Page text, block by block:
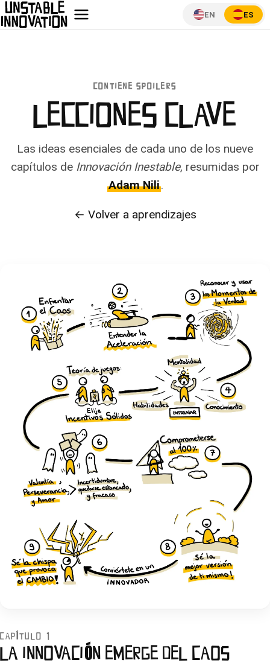
EN ES
CONTIENE SPOILERS
LECCIONES CLAVE
Las ideas esenciales de cada uno de los nueve
capítulos de Innovación Inestable, resumidas por
Adam Nili.
← Volver a aprendizajes
CAPÍTULO 1
LA INNOVACIÓN EMERGE DEL CAOS